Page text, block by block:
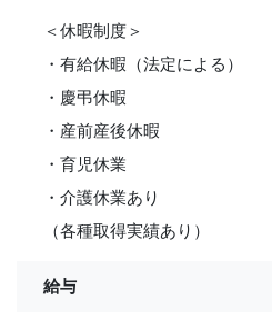
＜休暇制度＞
・有給休暇（法定による）
・慶弔休暇
・産前産後休暇
・育児休業
・介護休業あり
（各種取得実績あり）
給与